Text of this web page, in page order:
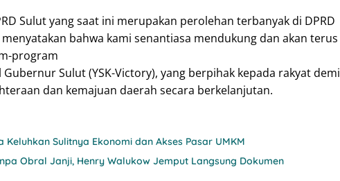
Sulut yang saat ini merupakan perolehan terbanyak di DPRD
bahwa kami senantiasa mendukung dan akan terus
program
Sulut (YSK-Victory), yang berpihak kepada rakyat demi
dan kemajuan daerah secara berkelanjutan.
Keluhkan Sulitnya Ekonomi dan Akses Pasar UMKM
Obral Janji, Henry Walukow Jemput Langsung Dokumen